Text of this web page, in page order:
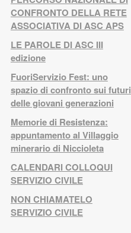
CONFRONTO DELLA RETE
ASSOCIATIVA DI ASC APS
LE PAROLE DI ASC III
edizione
FuoriServizio Fest: uno
spazio di confronto sui futuri
delle giovani generazioni
Memorie di Resistenza:
appuntamento al Villaggio
minerario di Niccioleta
CALENDARI COLLOQUI
SERVIZIO CIVILE
NON CHIAMATELO
SERVIZIO CIVILE